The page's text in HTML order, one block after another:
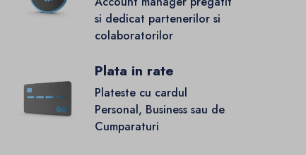
si dedicat partenerilor si
colaboratorilor
Plata in rate
Plateste cu cardul
Personal, Business sau de
Cumparaturi